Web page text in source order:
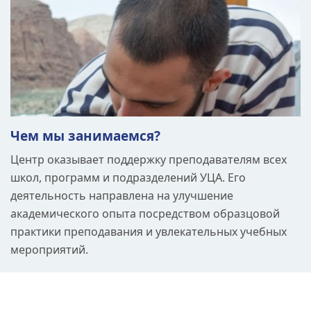
Чем мы занимаемся?
Центр оказывает поддержку преподавателям всех
школ, программ и подразделений УЦА. Его
деятельность направлена на улучшение
академического опыта посредством образцовой
практики преподавания и увлекательных учебных
мероприятий.